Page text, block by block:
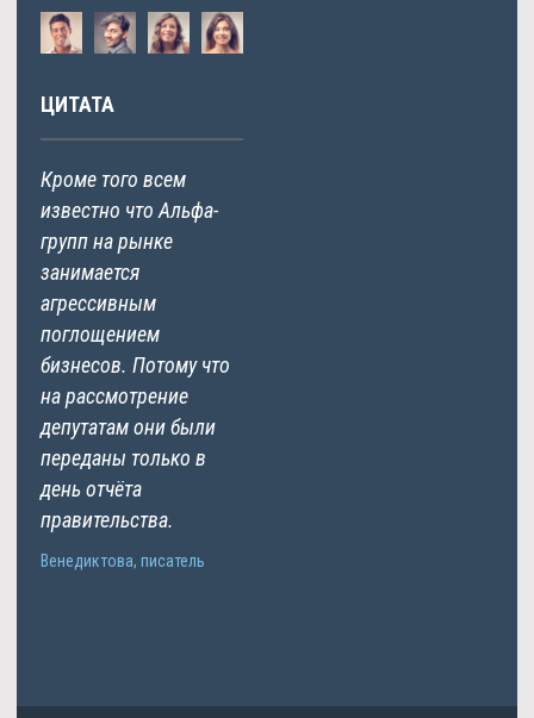
ЦИТАТА
Кроме того всем
известно что Альфа-
групп на рынке
занимается
агрессивным
поглощением
бизнесов. Потому что
на рассмотрение
депутатам они были
переданы только в
день отчёта
правительства.
Венедиктова, писатель